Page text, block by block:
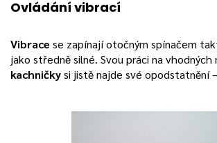
Ovládání vibrací
Vibrace se zapínají otočným spínačem
jako středně silné. Svou práci na
kachničkysi jistě najde své opodstatnění